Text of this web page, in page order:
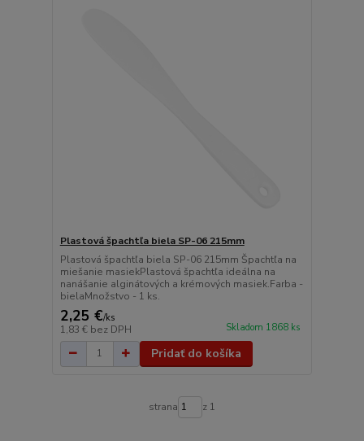
Plastová špachtľa biela SP-06 215mm
Plastová špachtľa biela SP-06 215mm Špachtľa na
miešanie masiekPlastová špachtľa ideálna na
nanášanie alginátových a krémových masiek.Farba -
bielaMnožstvo - 1 ks.
2,25 €/ks
1,83 € bez DPH Skladom 1868 ks
Pridať do košíka
strana z 1